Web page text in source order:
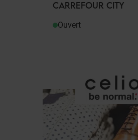
CARREFOUR CITY
Ouvert